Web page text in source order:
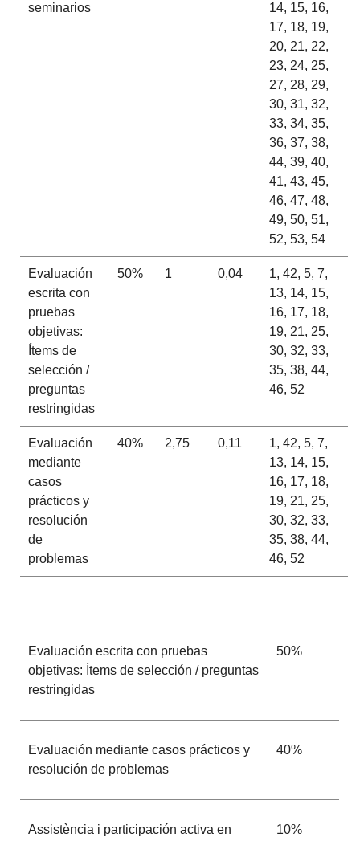
seminarios
14, 15, 16,
17, 18, 19,
20, 21, 22,
23, 24, 25,
27, 28, 29,
30, 31, 32,
33, 34, 35,
36, 37, 38,
44, 39, 40,
41, 43, 45,
46, 47, 48,
49, 50, 51,
52, 53, 54
Evaluación
escrita con
pruebas
objetivas:
Ítems de
selección /
preguntas
restringidas
50% 1 0,04
1, 42, 5, 7,
13, 14, 15,
16, 17, 18,
19, 21, 25,
30, 32, 33,
35, 38, 44,
46, 52
Evaluación
mediante
casos
prácticos y
resolución
de
problemas
40% 2,75 0,11
1, 42, 5, 7,
13, 14, 15,
16, 17, 18,
19, 21, 25,
30, 32, 33,
35, 38, 44,
46, 52
Evaluación escrita con pruebas
objetivas: Ítems de selección / preguntas
restringidas
50%
Evaluación mediante casos prácticos y
resolución de problemas
40%
Assistència i participación activa en
10%